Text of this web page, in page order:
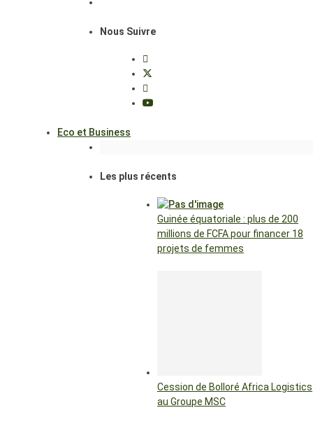
Nous Suivre
Eco et Business
Les plus récents
Guinée équatoriale : plus de 200
millions de FCFA pour financer 18
projets de femmes
Cession de Bolloré Africa Logistics
au Groupe MSC